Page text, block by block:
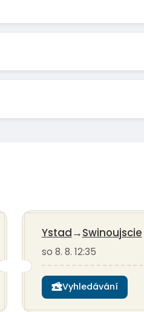
Ystad→Swinoujscie
so 8. 8. 12:35
Vyhledávání